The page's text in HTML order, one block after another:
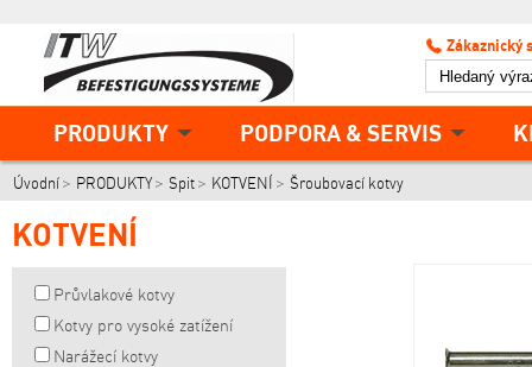
PRODUKTY PODPORA & SERVIS
Zákaznický
Úvodní PRODUKTY Spit KOTVENÍ Šroubovací kotvy
KOTVENÍ
Průvlakové kotvy
Kotvy pro vysoké zatížení
Narážecí kotvy